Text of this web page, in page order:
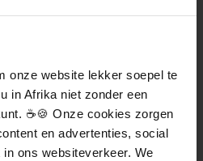
onze website lekker soepel te
in Afrika niet zonder een
☕️🍪 Onze cookies zorgen
en advertenties, social
ons websiteverkeer. We